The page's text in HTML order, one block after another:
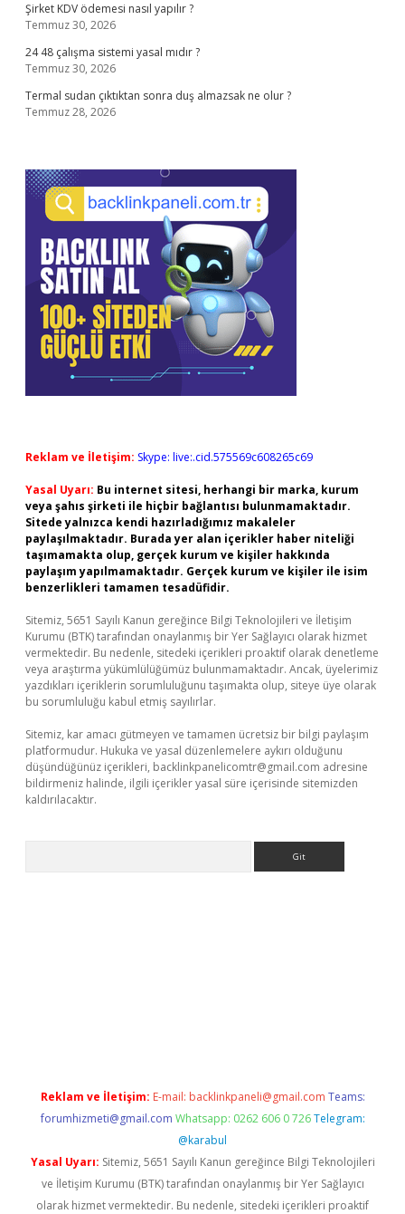
Şirket KDV ödemesi nasıl yapılır ?
Temmuz 30, 2026
24 48 çalışma sistemi yasal mıdır ?
Temmuz 30, 2026
Termal sudan çıktıktan sonra duş almazsak ne olur ?
Temmuz 28, 2026
Reklam ve İletişim: Skype: live:.cid.575569c608265c69
Yasal Uyarı: Bu internet sitesi, herhangi bir marka, kurum
veya şahıs şirketi ile hiçbir bağlantısı bulunmamaktadır.
Sitede yalnızca kendi hazırladığımız makaleler
paylaşılmaktadır. Burada yer alan içerikler haber niteliği
taşımamakta olup, gerçek kurum ve kişiler hakkında
paylaşım yapılmamaktadır. Gerçek kurum ve kişiler ile isim
benzerlikleri tamamen tesadüfidir.
Sitemiz, 5651 Sayılı Kanun gereğince Bilgi Teknolojileri ve İletişim
Kurumu (BTK) tarafından onaylanmış bir Yer Sağlayıcı olarak hizmet
vermektedir. Bu nedenle, sitedeki içerikleri proaktif olarak denetleme
veya araştırma yükümlülüğümüz bulunmamaktadır. Ancak, üyelerimiz
yazdıkları içeriklerin sorumluluğunu taşımakta olup, siteye üye olarak
bu sorumluluğu kabul etmiş sayılırlar.
Sitemiz, kar amacı gütmeyen ve tamamen ücretsiz bir bilgi paylaşım
platformudur. Hukuka ve yasal düzenlemelere aykırı olduğunu
düşündüğünüz içerikleri, backlinkpanelicomtr@gmail.com adresine
bildirmeniz halinde, ilgili içerikler yasal süre içerisinde sitemizden
kaldırılacaktır.
Reklam ve İletişim: E-mail: backlinkpaneli@gmail.com Teams:
forumhizmeti@gmail.com Whatsapp: 0262 606 0 726 Telegram:
@karabul
Yasal Uyarı: Sitemiz, 5651 Sayılı Kanun gereğince Bilgi Teknolojileri
ve İletişim Kurumu (BTK) tarafından onaylanmış bir Yer Sağlayıcı
olarak hizmet vermektedir. Bu nedenle, sitedeki içerikleri proaktif